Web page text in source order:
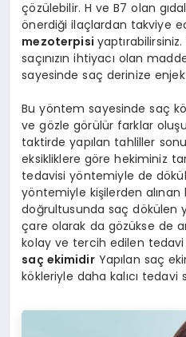
çözülebilir. H ve B7 olan
önerdiği ilaçlardan takviye
mezoterpisi
saçınızın ihtiyacı olan
sayesinde saç derinize
Bu yöntem sayesinde saç
ve gözle görülür farklar
taktirde yapılan tahliller
eksikliklere göre hekiminiz
tedavisi yöntemiyle de
yöntemiyle kişilerden alınan
doğrultusunda saç dökülen
çare olarak da gözükse de
kolay ve tercih edilen
saç ekimidirYapılan saç
kökleriyle daha kalıcı tedavi